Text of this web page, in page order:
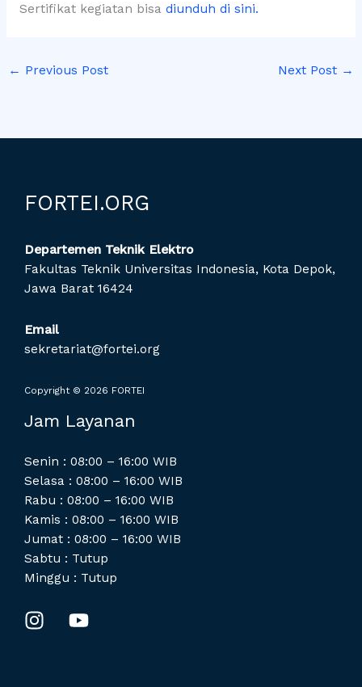
Sertifikat kegiatan bisa diunduh di sini.
← Previous Post Next Post →
FORTEI.ORG
Departemen Teknik Elektro
Fakultas Teknik Universitas Indonesia, Kota Depok,
Jawa Barat 16424
Email
sekretariat@fortei.org
Copyright © 2026 FORTEI
Jam Layanan
Senin : 08:00 – 16:00 WIB
Selasa : 08:00 – 16:00 WIB
Rabu : 08:00 – 16:00 WIB
Kamis : 08:00 – 16:00 WIB
Jumat : 08:00 – 16:00 WIB
Sabtu : Tutup
Minggu : Tutup